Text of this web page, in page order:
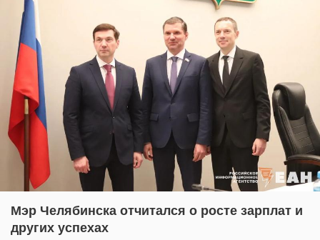
Мэр Челябинска отчитался о росте зарплат и
других успехах